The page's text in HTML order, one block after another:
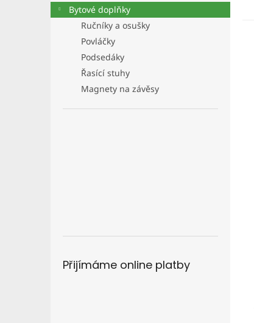
Bytové doplňky
Ručníky a osušky
Povláčky
Podsedáky
Řasící stuhy
Magnety na závěsy
Přijímáme online platby